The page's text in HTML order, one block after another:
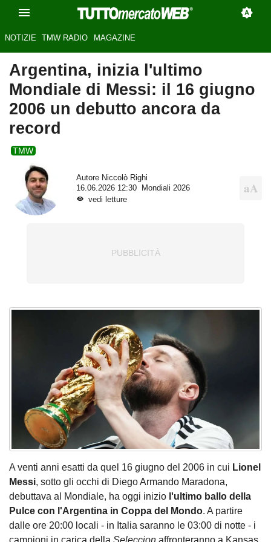
NOTIZIE TMW RADIO MAGAZINE
Argentina, inizia l'ultimo
Mondiale di Messi: il 16 giugno
2006 un debutto ancora da
record
TMW
Autore Niccolò Righi
16.06.2026 12:30
Mondiali 2026
vedi letture
A venti anni esatti da quel 16 giugno del 2006 in cui Lionel
Messi, sotto gli occhi di Diego Armando Maradona,
debuttava al Mondiale, ha oggi inizio l'ultimo ballo della
Pulce con l'Argentina in Coppa del Mondo. A partire
dalle ore 20:00 locali - in Italia saranno le 03:00 di notte - i
campioni in carica della Seleccion affronteranno a Kansas